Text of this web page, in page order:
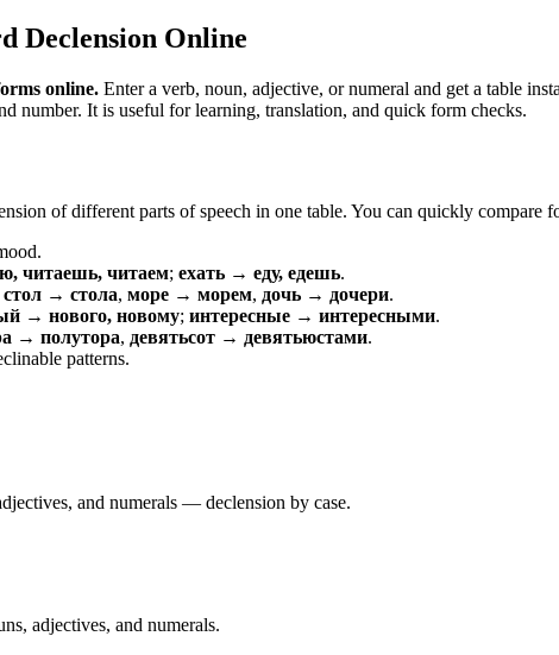
Declension Online
online. Enter a verb, noun, adjective, or numeral and get a table
number. It is useful for learning, translation, and quick form checks.
of different parts of speech in one table. You can quickly compare
читаешь, читаем; ехать → еду, едешь.
стол → стола, море → морем, дочь → дочери.
→ нового, новому; интересные → интересными.
→ полутора, девятьсот → девятьюстами.
patterns.
and numerals — declension by case.
adjectives, and numerals.